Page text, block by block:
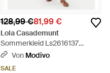
128,99 €81,99 €
Lola Casademunt
Sommerkleid Ls2616137
Regular Fit - Blau
Von Modivo
SALE